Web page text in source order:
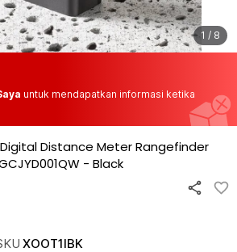
1 / 8
untuk mendapatkan informasi ketika
Distance Meter Rangefinder
- Black
XOOT1IBK